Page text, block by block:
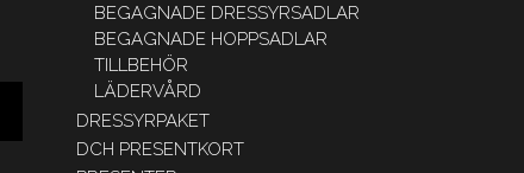
BEGAGNADE DRESSYRSADLAR
BEGAGNADE HOPPSADLAR
TILLBEHÖR
LÄDERVÅRD
DRESSYRPAKET
DCH PRESENTKORT